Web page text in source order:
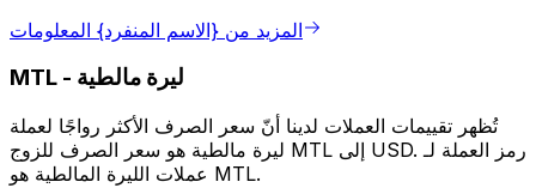
المزيد من {الاسم المنفرد} المعلومات
MTL - ليرة مالطية
تُظهر تقييمات العملات لدينا أنّ سعر الصرف الأكثر رواجًا لعملة
ليرة مالطية هو سعر الصرف للزوج MTL إلى USD. رمز العملة لـ
عملات الليرة المالطية هو MTL.